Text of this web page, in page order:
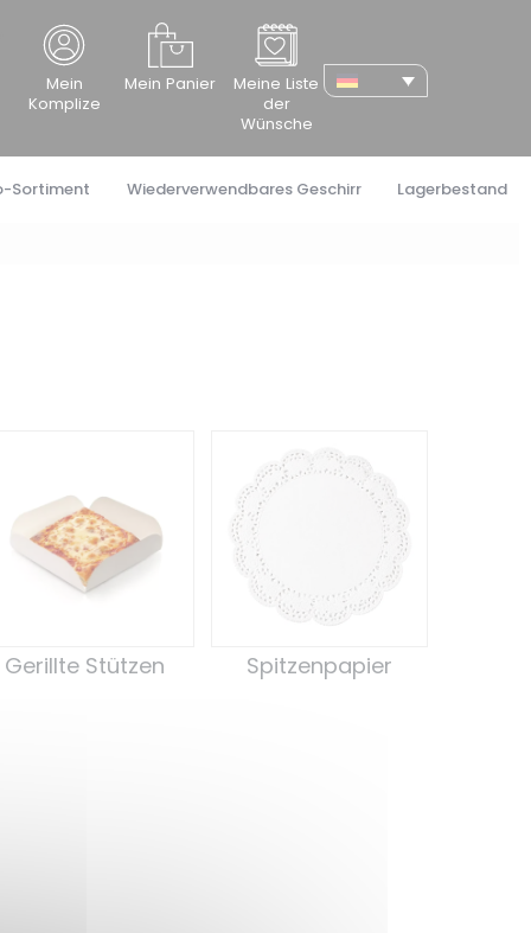
Mein
Komplize
Mein Panier
Meine Liste
der
Wünsche
Sortiment Wiederverwendbares Geschirr Lagerbestand
Gerillte Stützen Spitzenpapier